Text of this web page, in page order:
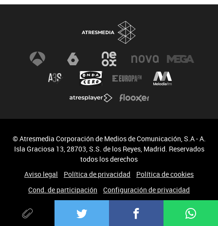
© Atresmedia Corporación de Medios de Comunicación, S.A - A.
Isla Graciosa 13, 28703, S.S. de los Reyes, Madrid. Reservados
todos los derechos
Aviso legal
Política de privacidad
Política de cookies
Cond. de participación
Configuración de privacidad